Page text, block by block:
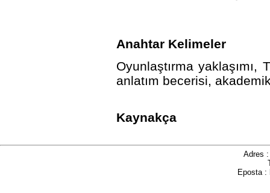
Anahtar Kelimeler
Oyunlaştırma yaklaşımı,
anlatım becerisi,
Kaynakça
Adres
Eposta :